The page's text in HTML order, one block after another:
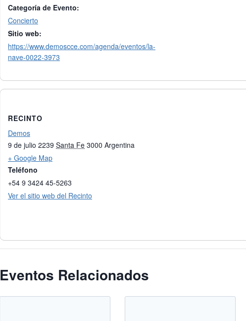
Categoría de Evento:
Concierto
Sitio web:
https://www.demoscce.com/agenda/eventos/la-
nave-0022-3973
RECINTO
Demos
9 de julio 2239 Santa Fe 3000 Argentina
+ Google Map
Teléfono
+54 9 3424 45-5263
Ver el sitio web del Recinto
Eventos Relacionados